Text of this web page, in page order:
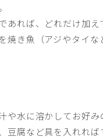
れば、どれだけ加え
焼き魚（アジやタイ
水に溶かしてお好み
豆腐など具を入れれば